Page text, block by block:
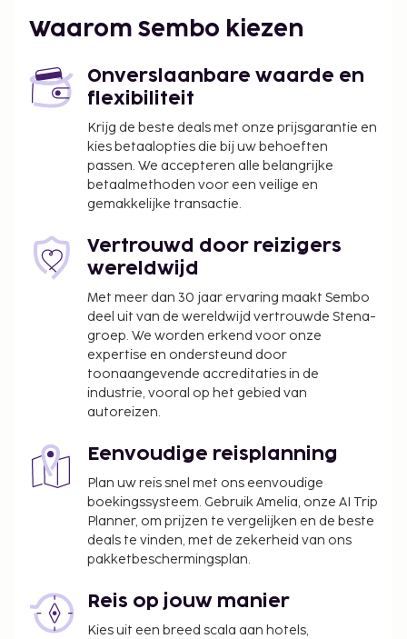
Anda yang lain. Jangan ragu untuk menghubungi
restoran yang menyajikan menu lezat ala Manon
Boutique Hotel Kota Lama Semarang khusus untuk
Anda.WiFi tersedia di seluruh area publik properti
untuk membantu Anda tetap terhubung dengan
keluarga dan teman.Manon Boutique Hotel Kota
Lama Semarang adalah akomodasi dengan fasilitas
baik dan kualitas pelayanan memuaskan menurut
memadai, Manon Boutique Hotel Kota Lama
Semarang menjadi pilihan yang tepat untuk
Waarom Sembo kiezen
Onverslaanbare waarde en
flexibiliteit
Krijg de beste deals met onze prijsgarantie en
kies betaalopties die bij uw behoeften
passen. We accepteren alle belangrijke
betaalmethoden voor een veilige en
gemakkelijke transactie.
Vertrouwd door reizigers
wereldwijd
Met meer dan 30 jaar ervaring maakt Sembo
deel uit van de wereldwijd vertrouwde Stena-
groep. We worden erkend voor onze
expertise en ondersteund door
toonaangevende accreditaties in de
industrie, vooral op het gebied van
autoreizen.
Eenvoudige reisplanning
Plan uw reis snel met ons eenvoudige
boekingssysteem. Gebruik Amelia, onze AI Trip
Planner, om prijzen te vergelijken en de beste
deals te vinden, met de zekerheid van ons
pakketbeschermingsplan.
Reis op jouw manier
Kies uit een breed scala aan hotels,